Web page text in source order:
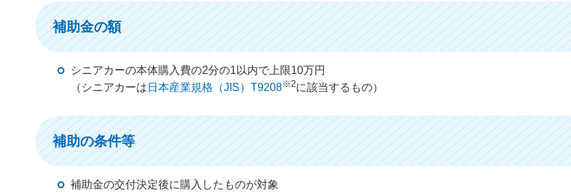
補助金の額
シニアカーの本体購入費の2分の1以内で上限10万円
（シニアカーは 日本産業規格（JIS）T9208※2に該当するもの）
補助の条件等
補助金の交付決定後に購入したものが対象